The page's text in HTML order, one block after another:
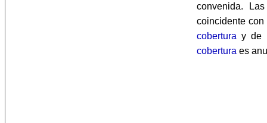
convenida.
coincidente
cobertura y de
cobertura es